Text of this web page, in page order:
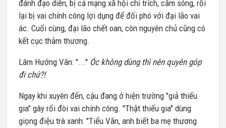
đánh đạo diễn, bị cả mạng xã hội chỉ trích, cấm sóng, rồi
lại bị vai chính công lợi dụng để đối phó với đại lão vai
ác. Cuối cùng, đại lão chết oan, còn nguyên chủ cũng có
kết cục thảm thương.
Lâm Hướng Vãn: "..." Óc không dùng thì nên quyên góp
đi chứ?!
Ngay khi xuyên đến, cậu đang ở hiện trường "giả thiếu
gia" gây rối đòi vai chính công. "Thật thiếu gia" dùng
giọng điệu trà xanh: "Tiểu Vãn, anh biết ba mẹ thương